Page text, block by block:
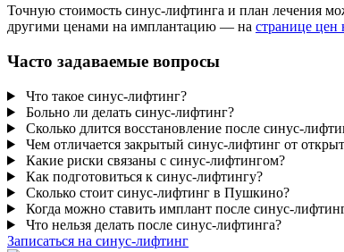
Точную стоимость синус-лифтинга и план лечения
другими ценами на имплантацию — на странице
Часто задаваемые вопросы
Что такое синус-лифтинг?
Больно ли делать синус-лифтинг?
Сколько длится восстановление после синус-
Чем отличается закрытый синус-лифтинг от
Какие риски связаны с синус-лифтингом?
Как подготовиться к синус-лифтингу?
Сколько стоит синус-лифтинг в Пушкино?
Когда можно ставить имплант после синус-
Что нельзя делать после синус-лифтинга?
Записаться на синус-лифтинг